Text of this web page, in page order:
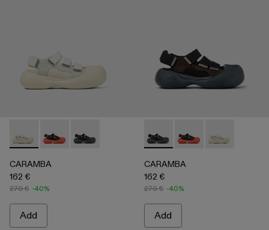
CARAMBA - A500053-004 - WHITE
CARAMBA - A500053-005 - BLACK
CARAMBA - A500053-001 - BLACK
CARAMBA
162 €
270 € -40%
Add
CARAMBA - A500053-001
CARAMBA -CARAMBA -
CARAMBA
162 €
270 € -40%
Add